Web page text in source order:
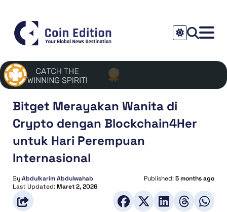
Bitget Merayakan Wanita di
Crypto dengan Blockchain4Her
untuk Hari Perempuan
Internasional
ByAbdulkarim Abdulwahab Published:5 months ago
Last Updated:Maret 2, 2026